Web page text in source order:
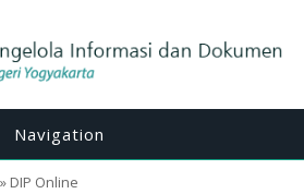
Navigation
» DIP Online